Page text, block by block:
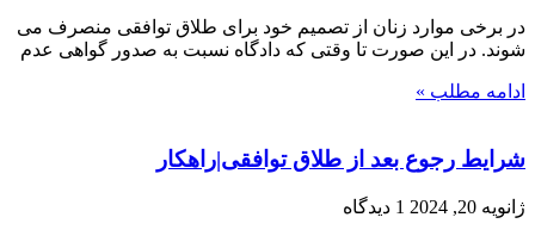
در برخی موارد زنان از تصمیم خود برای طلاق توافقی منصرف می
‌شوند. در این صورت تا وقتی که دادگاه نسبت به صدور گواهی عدم
ادامه مطلب »
شرایط رجوع بعد از طلاق توافقی|راهکار
ژانویه 20, 2024 1 دیدگاه